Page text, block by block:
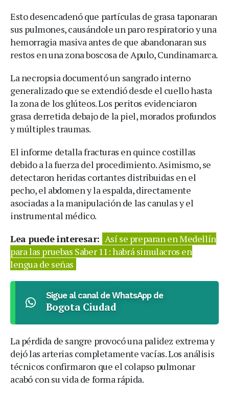
Esto desencadenó que partículas de grasa taponaran
sus pulmones, causándole un paro respiratorio y una
hemorragia masiva antes de que abandonaran sus
restos en una zona boscosa de Apulo, Cundinamarca.
La necropsia documentó un sangrado interno
generalizado que se extendió desde el cuello hasta
la zona de los glúteos. Los peritos evidenciaron
grasa derretida debajo de la piel, morados profundos
y múltiples traumas.
El informe detalla fracturas en quince costillas
debido a la fuerza del procedimiento. Asimismo, se
detectaron heridas cortantes distribuidas en el
pecho, el abdomen y la espalda, directamente
asociadas a la manipulación de las canulas y el
instrumental médico.
Lea puede interesar: Así se preparan en Medellín
para las pruebas Saber 11: habrá simulacros en
lengua de señas
Sigue al canal de WhatsApp de
Bogota Ciudad
La pérdida de sangre provocó una palidez extrema y
dejó las arterias completamente vacías. Los análisis
técnicos confirmaron que el colapso pulmonar
acabó con su vida de forma rápida.